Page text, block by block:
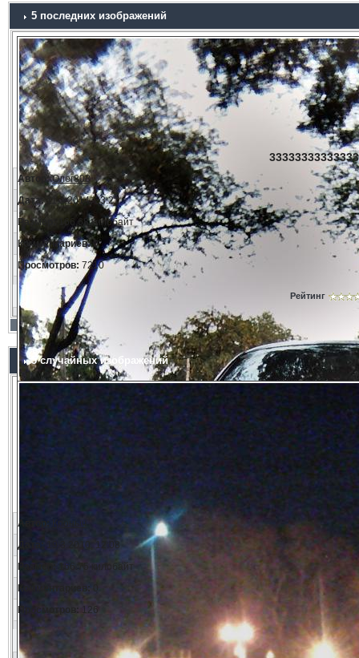
5 последних изображений
Автор: Олег808
Дата: 11.3.2014, 23:21
Размер:
166.68 килобайт
Комментариев:0
Просмотров: 7210
Рейтинг
5 случайных изображений
Автор:
Кроныч
Дата:
19.3.2010, 12:08
Размер:
166.75 килобайт
Комментариев:
Просмотров: 126